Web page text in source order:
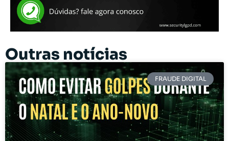
Outras notícias
FRAUDE DIGITAL